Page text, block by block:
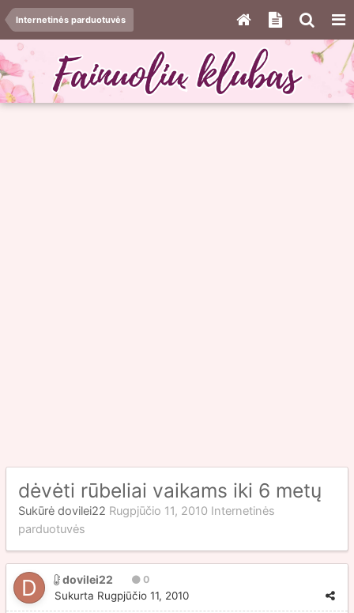
Internetinės parduotuvės
dėvėti rūbeliai vaikams iki 6 metų
Sukūrė dovilei22 Rugpjūčio 11, 2010 Internetinės
parduotuvės
dovilei22 0
Sukurta Rugpjūčio 11, 2010